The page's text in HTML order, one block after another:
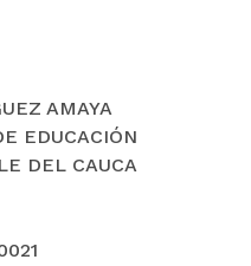
AMAYA
EDUCACIÓN
DEL CAUCA